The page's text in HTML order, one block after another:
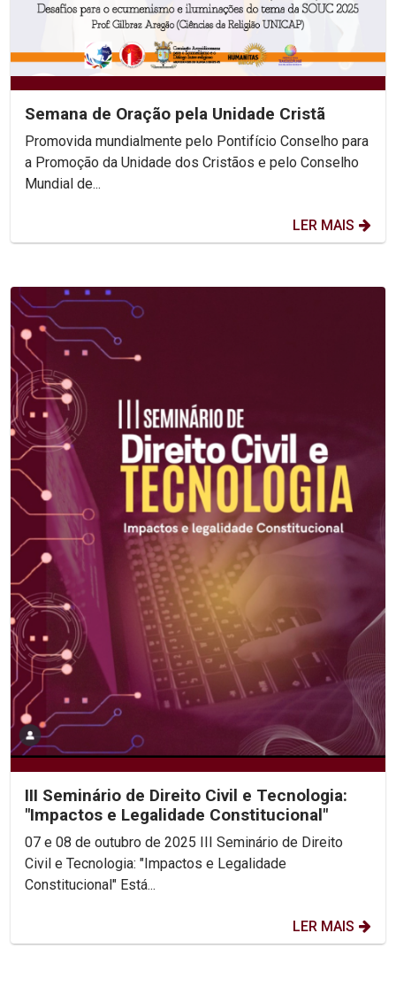
Semana de Oração pela Unidade Cristã
Promovida mundialmente pelo Pontifício Conselho para
a Promoção da Unidade dos Cristãos e pelo Conselho
Mundial de...
LER MAIS
III Seminário de Direito Civil e Tecnologia:
"Impactos e Legalidade Constitucional"
07 e 08 de outubro de 2025 III Seminário de Direito
Civil e Tecnologia: "Impactos e Legalidade
Constitucional" Está...
LER MAIS